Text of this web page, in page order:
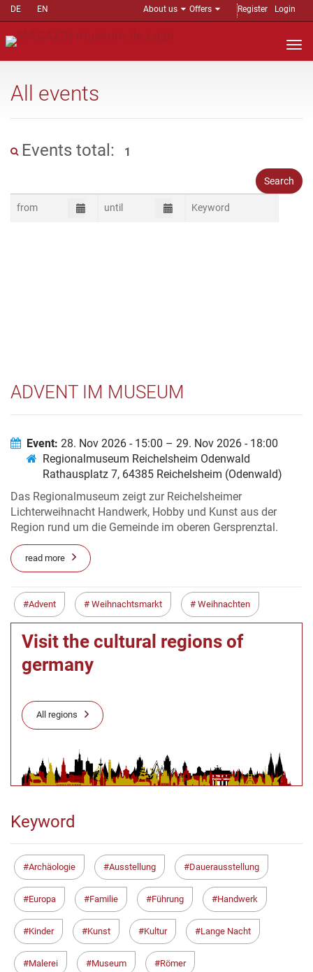
DE EN About us Offers Register Login
All events
Events total: 1
ADVENT IM MUSEUM
Event: 28. Nov 2026 - 15:00 – 29. Nov 2026 - 18:00
Regionalmuseum Reichelsheim Odenwald
Rathausplatz 7, 64385 Reichelsheim (Odenwald)
Das Regionalmuseum zeigt zur Reichelsheimer
Lichterweihnacht Handwerk, Hobby und Kunst aus der
Region rund um die Gemeinde im oberen Gersprenztal.
read more
Advent Weihnachtsmarkt Weihnachten
Visit the cultural regions of
germany
All regions
Keyword
Archäologie Ausstellung Dauerausstellung
Europa Familie Führung Handwerk
Kinder Kunst Kultur Lange Nacht
Malerei Museum Römer